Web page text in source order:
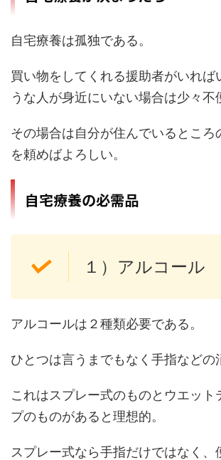
自宅療養は孤独である。
買い物をしてくれる援助者がいれば
うな人が身近にいない場合は少々不
その場合は自分が住んでいるところ
を頼めばよろしい。
自宅療養の必需品
１）アルコール
アルコールは２種類必要である。
ひとつは言うまでもなく手指などの
これはスプレー式のものとウエット
プのものがあると理想的。
スプレー式なら手指だけではなく、